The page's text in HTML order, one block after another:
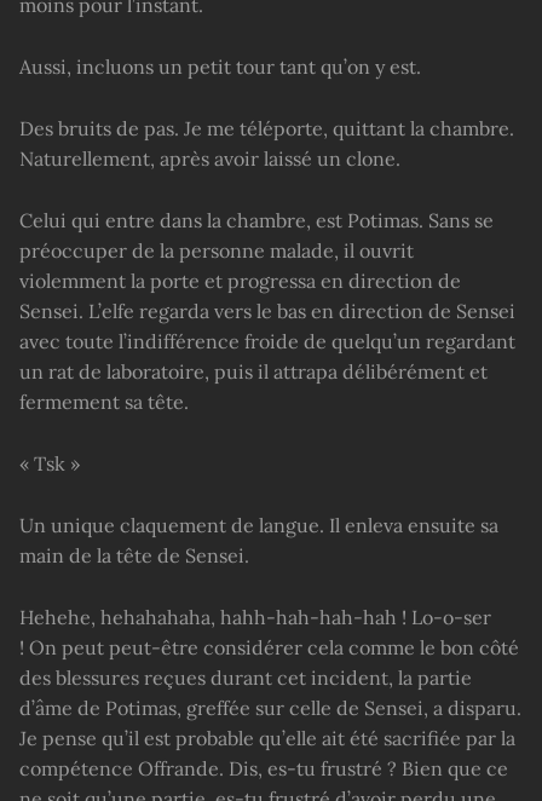
moins pour l’instant.
Aussi, incluons un petit tour tant qu’on y est.
Des bruits de pas. Je me téléporte, quittant la chambre.
Naturellement, après avoir laissé un clone.
Celui qui entre dans la chambre, est Potimas. Sans se
préoccuper de la personne malade, il ouvrit
violemment la porte et progressa en direction de
Sensei. L’elfe regarda vers le bas en direction de Sensei
avec toute l’indifférence froide de quelqu’un regardant
un rat de laboratoire, puis il attrapa délibérément et
fermement sa tête.
« Tsk »
Un unique claquement de langue. Il enleva ensuite sa
main de la tête de Sensei.
Hehehe, hehahahaha, hahh-hah-hah-hah ! Lo-o-ser
! On peut peut-être considérer cela comme le bon côté
des blessures reçues durant cet incident, la partie
d’âme de Potimas, greffée sur celle de Sensei, a disparu.
Je pense qu’il est probable qu’elle ait été sacrifiée par la
compétence Offrande. Dis, es-tu frustré ? Bien que ce